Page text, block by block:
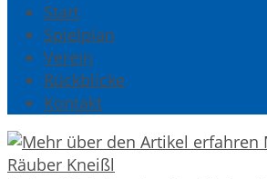
Start
Spielplan
Verein
Rückblicke
Kontakt